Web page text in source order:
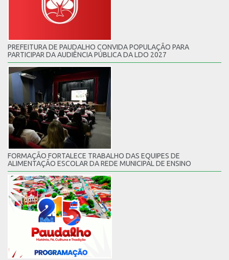
PREFEITURA DE PAUDALHO CONVIDA POPULAÇÃO PARA
PARTICIPAR DA AUDIÊNCIA PÚBLICA DA LDO 2027
FORMAÇÃO FORTALECE TRABALHO DAS EQUIPES DE
ALIMENTAÇÃO ESCOLAR DA REDE MUNICIPAL DE ENSINO